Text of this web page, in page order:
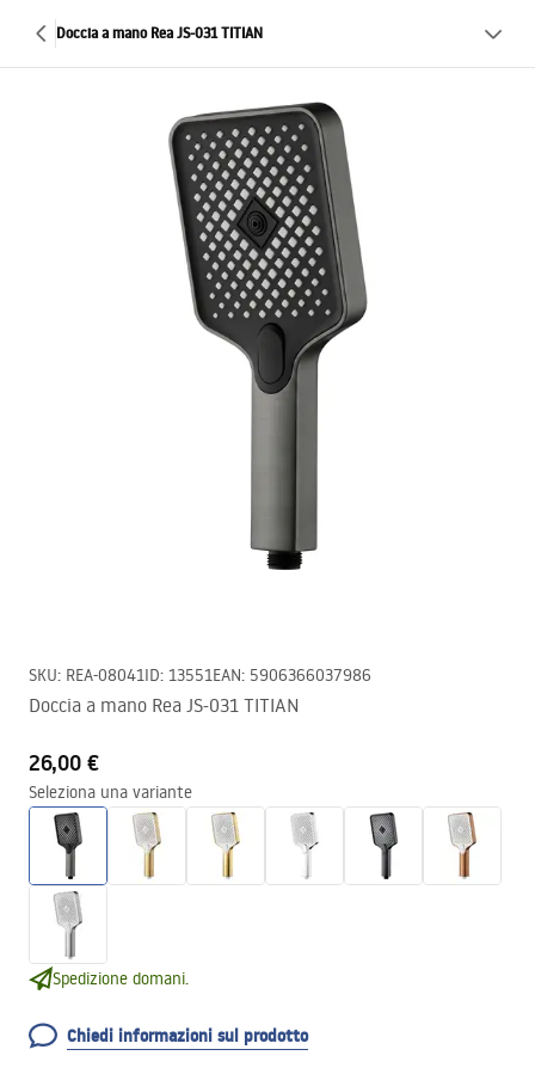
Doccia a mano Rea JS-031 TITIAN
SKU: REA-08041ID: 13551EAN: 5906366037986
Doccia a mano Rea JS-031 TITIAN
26,00 €
Seleziona una variante
Spedizione domani.
Chiedi informazioni sul prodotto